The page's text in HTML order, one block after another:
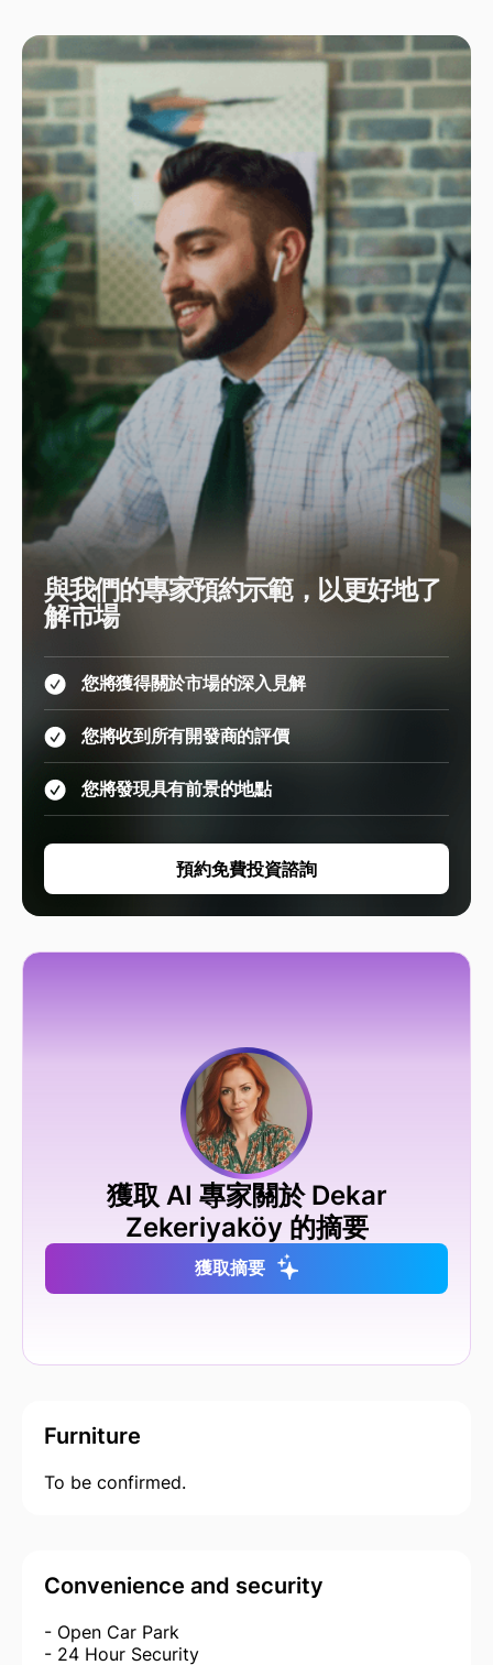
與我們的專家預約示範，以更好地了
解市場
您將獲得關於市場的深入見解
您將收到所有開發商的評價
您將發現具有前景的地點
預約免費投資諮詢
獲取 AI 專家關於 Dekar
Zekeriyaköy 的摘要
獲取摘要
Furniture
To be confirmed.
Convenience and security
- Open Car Park
- 24 Hour Security